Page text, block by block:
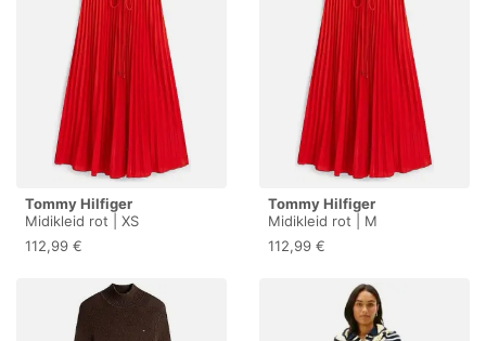
Tommy Hilfiger
Midikleid rot | XS
112,99 €
Tommy Hilfiger
Midikleid rot | M
112,99 €